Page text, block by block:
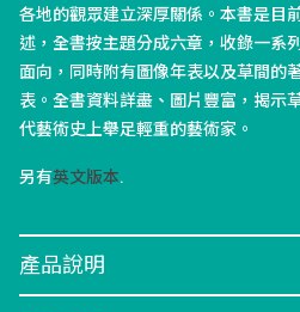
各地的觀眾建立深厚關係。本書是目
述，全書按主題分成六章，收錄一系
面向，同時附有圖像年表以及草間的
表。全書資料詳盡、圖片豐富，揭示
代藝術史上舉足輕重的藝術家。
另有英文版本.
產品說明